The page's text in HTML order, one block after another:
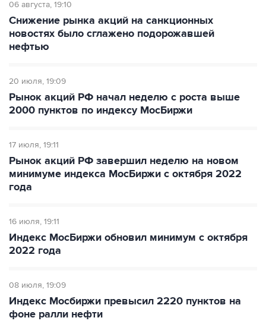
06 августа 19:10
Снижение рынка акций на санкционных
новостях было сглажено подорожавшей
нефтью
20 июля 19:09
Рынок акций РФ начал неделю с роста выше
2000 пунктов по индексу МосБиржи
17 июля 19:11
Рынок акций РФ завершил неделю на новом
минимуме индекса МосБиржи с октября 2022
года
16 июля 19:11
Индекс МосБиржи обновил минимум с октября
2022 года
08 июля 19:09
Индекс Мосбиржи превысил 2220 пунктов на
фоне ралли нефти